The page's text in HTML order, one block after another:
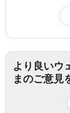
より良いウ
まのご意見